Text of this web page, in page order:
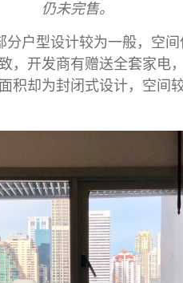
仍未完售。
分户型设计较为一般，空
，开发商有赠送全套家电
积却为封闭式设计，空间